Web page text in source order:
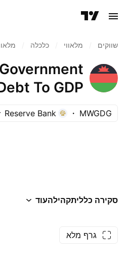
שווקים מלאווי כלכלה
To GDP
MWGDG
Reserve Bank
סקירה כלליתקהילהעוד
גרף מלא